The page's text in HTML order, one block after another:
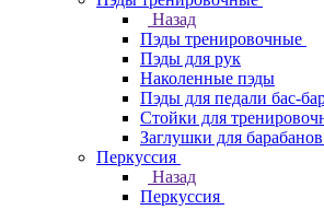
Назад
Пэды тренировочные
Пэды для рук
Наколенные пэды
Пэды для педали бас-
Стойки для
Заглушки для
Перкуссия
Назад
Перкуссия